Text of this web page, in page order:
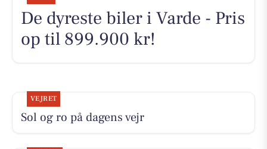
De dyreste biler i Varde - Pris
op til 899.900 kr!
VEJRET
Sol og ro på dagens vejr